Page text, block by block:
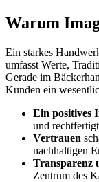
Warum
Ein starkes
umfasst Werte,
Gerade im
Kunden ein
Ein positives
und
Vertrauen
nachhaltigen
Transparenz
Zentrum des